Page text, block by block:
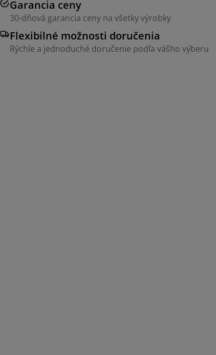
Garancia ceny
30-dňová garancia ceny na všetky výrobky
Flexibilné možnosti doručenia
Rýchle a jednoduché doručenie podľa vášho výberu